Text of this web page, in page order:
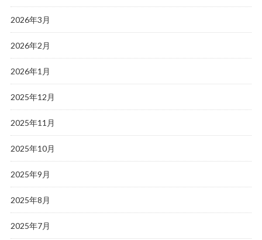
2026年3月
2026年2月
2026年1月
2025年12月
2025年11月
2025年10月
2025年9月
2025年8月
2025年7月